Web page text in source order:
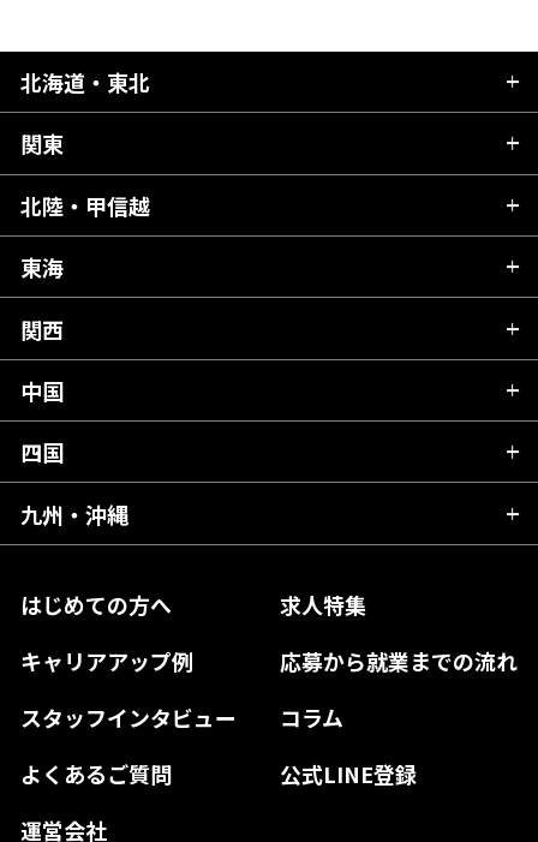
はじめての方へ
求人特集
キャリアアップ例
応募から就業までの流れ
スタッフインタビュー
コラム
よくあるご質問
公式LINE登録
運営会社
北海道・東北
北海道
青森県
秋田県
岩手県
宮城県
福島県
関東
茨城県
栃木県
群馬県
千葉県
東京都
神奈川県
北陸・甲信越
新潟県
富山県
石川県
山梨県
長野県
東海
岐阜県
静岡県
愛知県
関西
滋賀県
京都府
大阪府
奈良県
和歌山県
中国
広島県
岡山県
島根県
山口県
四国
愛媛県
高知県
徳島県
九州・沖縄
熊本県